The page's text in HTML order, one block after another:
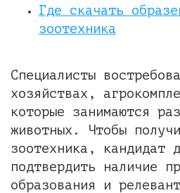
Где скачать
зоотехника
Специалисты
хозяйствах,
которые занимаются
животных. Чтобы
зоотехника, кандидат
подтвердить наличие
образования и